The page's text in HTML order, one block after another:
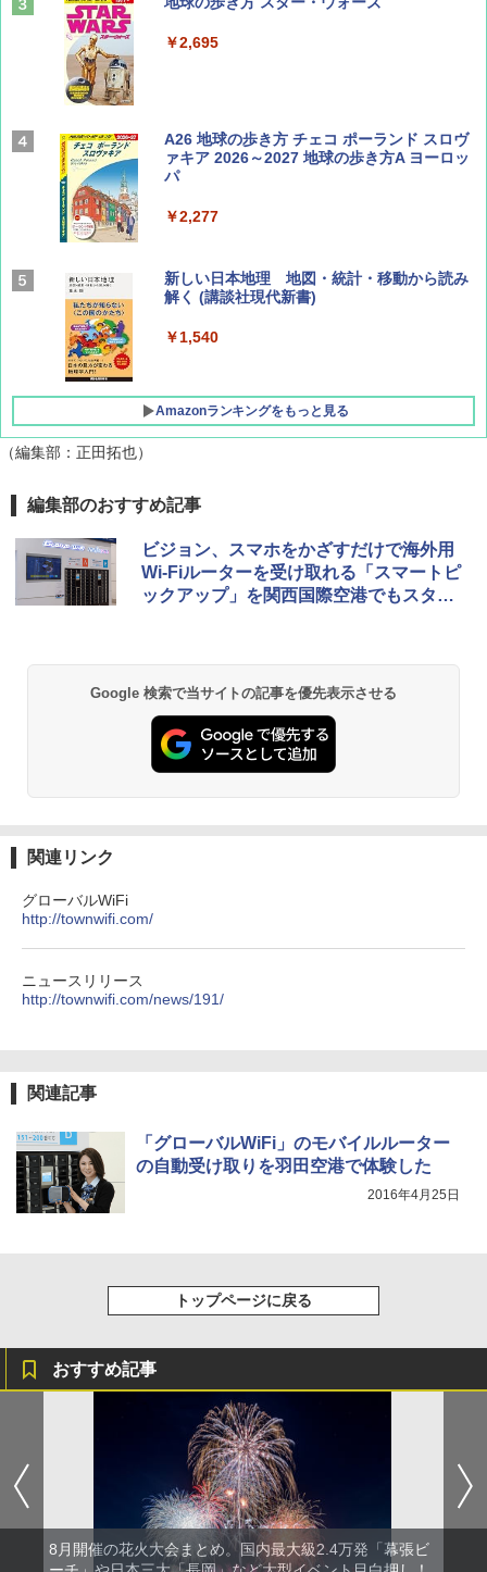
￥1,540
Coyote No.89 特集 星野道夫 夢見る旅
￥1,540
AIRLINE（エアライン）2026年9月号【特
集】ボーイング110周年を祝して！
￥1,760
￥2,695
A26 地球の歩き方 チェコ ポーランド スロヴ
ァキア 2026～2027 地球の歩き方A ヨーロッ
パ
￥2,277
新しい日本地理 地図・統計・移動から読み
解く (講談社現代新書)
￥1,540
Amazonランキングをもっと見る
[キャンパーズコレクション 山善] ポップアッ
プテント 傘みたいに広げて畳める パッとサ
ッとサンシェード キューブ フルクローズ メ
ッシュ 簡単設置 ワンタッチテント キャンプ
&ハイキング カーキ PATC-150(KH)
ト プライバシー テント 【中が透けない】 1
人用 折りたたみ 防災グッズ 災害用トイレ ビ
ーチ ピクニック ポップアップテント 携帯 簡
易 トイレテント (ブラック)
[キャンパーズコレクション 山善] 傘みたいに
広げるだけ パッとサッとテント ブラックコ
[キャンパーズコレクション 山善] 傘みたいに
広げるだけ パッとサッとテント キューブワ
イドプラス ブラックコーティング フルクロ
BUNDOK(バンドック)ソロ ドーム 1 EX BDK
-08EX カーキ ソロキャンプ ポリエステル フ
￥14,800
￥2,980
DEWEL パラソル 大型 ビーチ アウトドアパ
ラソル ガーデン サイトシート付 折りたたみ
【日本企業販売】超強力クマ対策スプレー 30
秒）射程5～10m 安全ロック搭載 携帯収納袋
付き ヒグマ・イノシシ対策 自治体・教育機
着替えテント トイレテント 透けない【換気
通気窓付き】収納袋付き UVカット 防水 防災
コンパクト iimono117 (ブルー)
（編集部：正田拓也）
編集部のおすすめ記事
ビジョン、スマホをかざすだけで海外用
Wi-Fiルーターを受け取れる「スマートピ
ックアップ」を関西国際空港でもスター
Google 検索で当サイトの記事を優先表示させる
関連リンク
グローバルWiFi
http://townwifi.com/
ニュースリリース
http://townwifi.com/news/191/
関連記事
「グローバルWiFi」のモバイルルーター
の自動受け取りを羽田空港で体験した
2016年4月25日
トップページに戻る
おすすめ記事
8月開催の花火大会まとめ。国内最大級2.4万発「幕張ビ